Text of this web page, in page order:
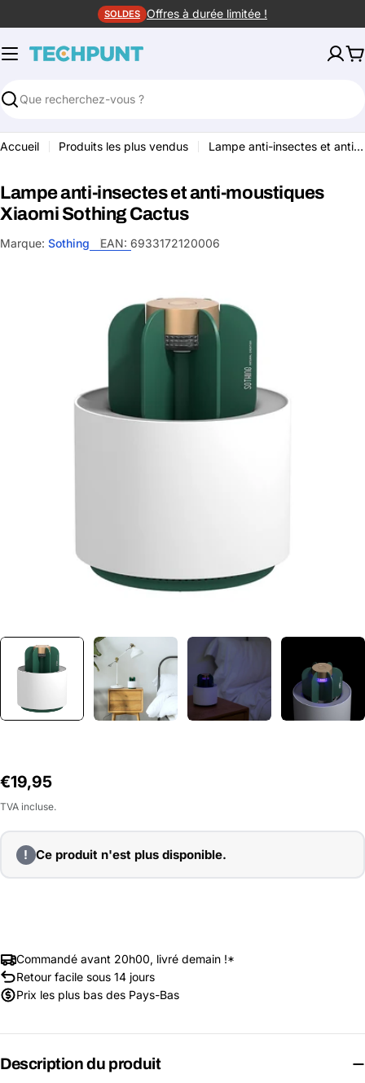
au
contenu
SOLDES Offres à durée limitée !
Rechercher
Accueil Produits les plus vendus Lampe anti-insectes et anti-moustiques Xiaomi Sothing Cactus
le média 0 dans une fenêtre
Plus jamais disponible
Lampe anti-insectes et anti-moustiques
Xiaomi Sothing Cactus
Marque: Sothing EAN: 6933172120006
Prix
habituel
€19,95
TVA incluse.
! Ce produit n'est plus disponible.
Commandé avant 20h00, livré demain !*
Retour facile sous 14 jours
Prix les plus bas des Pays-Bas
Description du produit